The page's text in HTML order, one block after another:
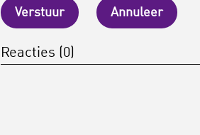
Verstuur Annuleer
Reacties (0)